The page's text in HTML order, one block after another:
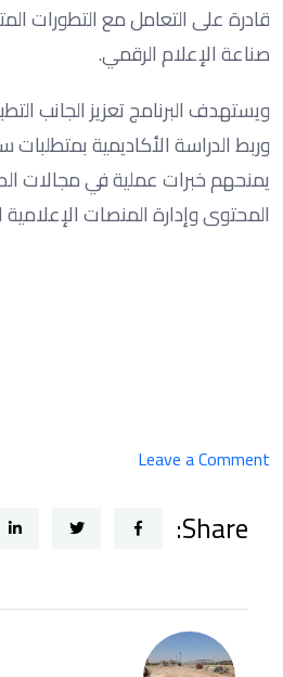
قادرة على التعامل مع التطورات
صناعة الإعلام الرقمي.
ويستهدف البرنامج تعزيز الجانب
وربط الدراسة الأكاديمية
يمنحهم خبرات عملية في مجالات
المحتوى وإدارة المنصات الإعلامية
Leave a Comment
الصحافة
ينظم
Share: